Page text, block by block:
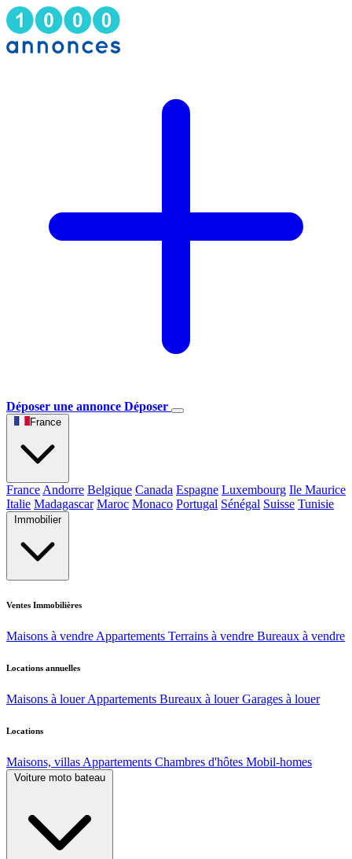
Déposer une annonce Déposer
France
France Andorre Belgique Canada Espagne Luxembourg Ile Maurice
Italie Madagascar Maroc Monaco Portugal Sénégal Suisse Tunisie
Immobilier
Ventes Immobilières
Maisons à vendre Appartements Terrains à vendre Bureaux à vendre
Locations annuelles
Maisons à louer Appartements Bureaux à louer Garages à louer
Locations
Maisons, villas Appartements Chambres d'hôtes Mobil-homes
Voiture moto bateau